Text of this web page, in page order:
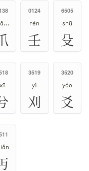
zhǎo、zhuǎ
0124
rén
壬
6505
shū
殳
xī
3519
yì
刈
3520
yáo
爻